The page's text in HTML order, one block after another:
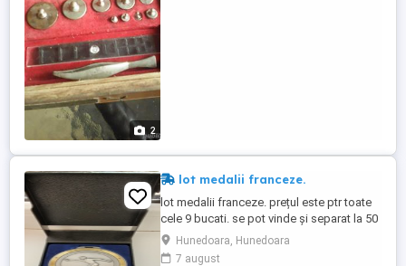
2
lot medalii franceze.
lot medalii franceze. prețul este ptr toate
cele 9 bucati. se pot vinde și separat la 50
lei bucata.
Hunedoara, Hunedoara
7 august